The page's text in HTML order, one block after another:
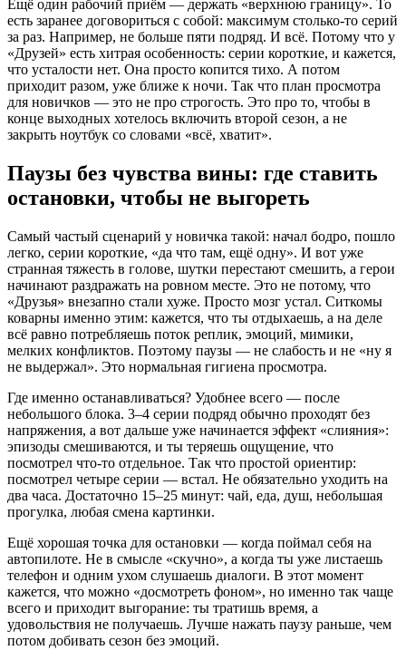
Ещё один рабочий приём — держать «верхнюю границу». То
есть заранее договориться с собой: максимум столько-то серий
за раз. Например, не больше пяти подряд. И всё. Потому что у
«Друзей» есть хитрая особенность: серии короткие, и кажется,
что усталости нет. Она просто копится тихо. А потом
приходит разом, уже ближе к ночи. Так что план просмотра
для новичков — это не про строгость. Это про то, чтобы в
конце выходных хотелось включить второй сезон, а не
закрыть ноутбук со словами «всё, хватит».
Паузы без чувства вины: где ставить
остановки, чтобы не выгореть
Самый частый сценарий у новичка такой: начал бодро, пошло
легко, серии короткие, «да что там, ещё одну». И вот уже
странная тяжесть в голове, шутки перестают смешить, а герои
начинают раздражать на ровном месте. Это не потому, что
«Друзья» внезапно стали хуже. Просто мозг устал. Ситкомы
коварны именно этим: кажется, что ты отдыхаешь, а на деле
всё равно потребляешь поток реплик, эмоций, мимики,
мелких конфликтов. Поэтому паузы — не слабость и не «ну я
не выдержал». Это нормальная гигиена просмотра.
Где именно останавливаться? Удобнее всего — после
небольшого блока. 3–4 серии подряд обычно проходят без
напряжения, а вот дальше уже начинается эффект «слияния»:
эпизоды смешиваются, и ты теряешь ощущение, что
посмотрел что-то отдельное. Так что простой ориентир:
посмотрел четыре серии — встал. Не обязательно уходить на
два часа. Достаточно 15–25 минут: чай, еда, душ, небольшая
прогулка, любая смена картинки.
Ещё хорошая точка для остановки — когда поймал себя на
автопилоте. Не в смысле «скучно», а когда ты уже листаешь
телефон и одним ухом слушаешь диалоги. В этот момент
кажется, что можно «досмотреть фоном», но именно так чаще
всего и приходит выгорание: ты тратишь время, а
удовольствия не получаешь. Лучше нажать паузу раньше, чем
потом добивать сезон без эмоций.